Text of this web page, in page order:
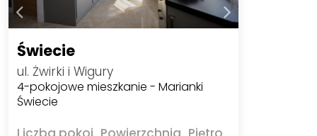
Świecie
ul. Żwirki i Wigury
4-pokojowe mieszkanie - Marianki
Świecie